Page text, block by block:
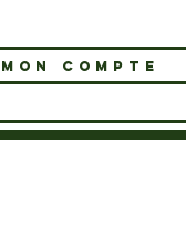
MON COMPTE